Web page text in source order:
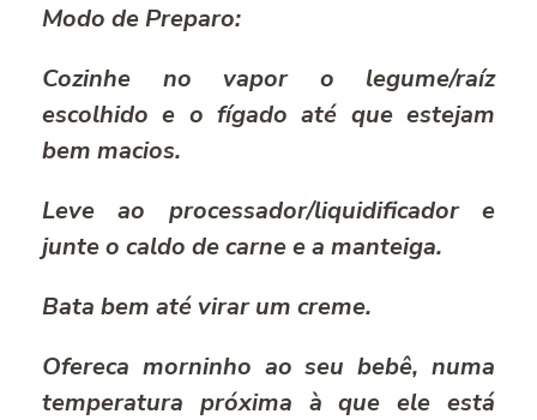
Modo de Preparo:
Cozinhe no vapor o legume/raíz
escolhido e o fígado até que estejam
bem macios.
Leve ao processador/liquidificador e
junte o caldo de carne e a manteiga.
Bata bem até virar um creme.
Ofereca morninho ao seu bebê, numa
temperatura próxima à que ele está